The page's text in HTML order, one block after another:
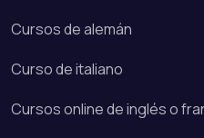
Cursos de alemán
Curso de italiano
Cursos online de inglés o